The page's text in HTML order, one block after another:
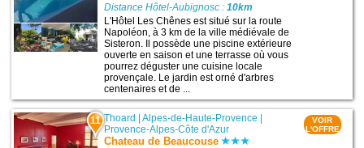
Distance Hôtel-Aubignosc :10km
L'Hôtel Les Chênes est situé sur la route
Napoléon, à 3 km de la ville médiévale de
Sisteron. Il possède une piscine extérieure
ouverte en saison et une terrasse où vous
pourrez déguster une cuisine locale
provençale. Le jardin est orné d'arbres
centenaires et de ...
11 Thoard |Alpes-de-Haute-Provence |
Provence-Alpes-Côte d'Azur
Chateau de Beaucouse
VOIR
L'OFFRE